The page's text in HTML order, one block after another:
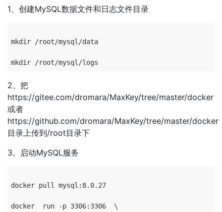
1、创建MySQL数据文件和日志文件目录
mkdir /root/mysql/data
2、把
https://gitee.com/dromara/MaxKey/tree/master/docker
或者
https://github.com/dromara/MaxKey/tree/master/docker
目录上传到/root目录下
3、启动MySQL服务
docker pull mysql:8.0.27
docker 	run -p 3306:3306  \